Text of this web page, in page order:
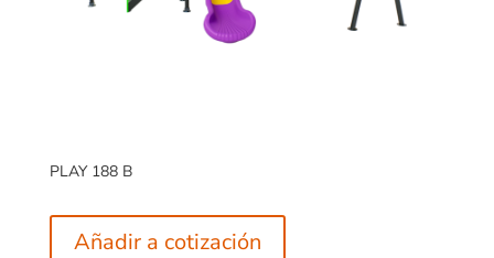
PLAY 188 B
Añadir a cotización